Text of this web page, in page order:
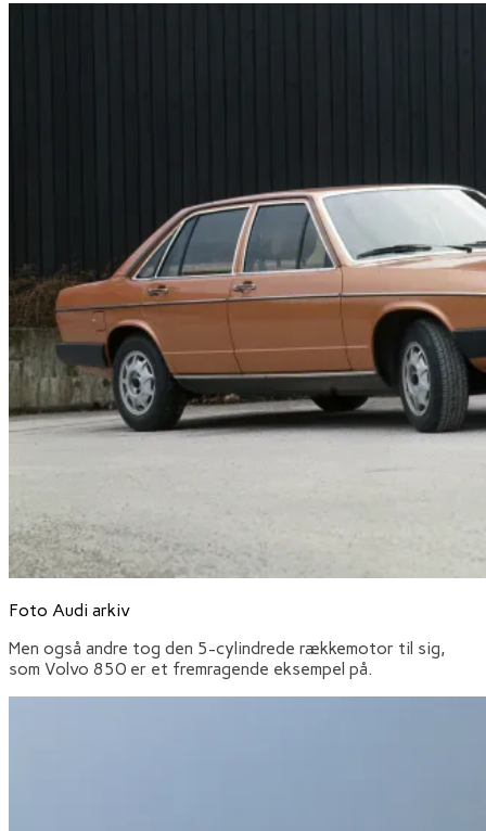
Foto Audi arkiv
Men også andre tog den 5-cylindrede rækkemotor til sig,
som Volvo 850 er et fremragende eksempel på.